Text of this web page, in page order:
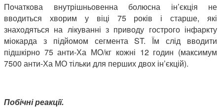
Початкова внутрішньовенна болюсна ін’єкція не
вводиться хворим у віці 75 років і старше, які
знаходяться на лікуванні з приводу гострого інфаркту
міокарда з підйомом сегмента ST. Їм слід вводити
підшкірно 75 анти-Ха МО/кг кожні 12 годин (максимум
7500 анти-Ха МО тільки для перших двох ін’єкцій).
Побічні реакції.